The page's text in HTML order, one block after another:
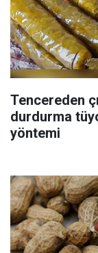
Tencereden
durdurma
yöntemi